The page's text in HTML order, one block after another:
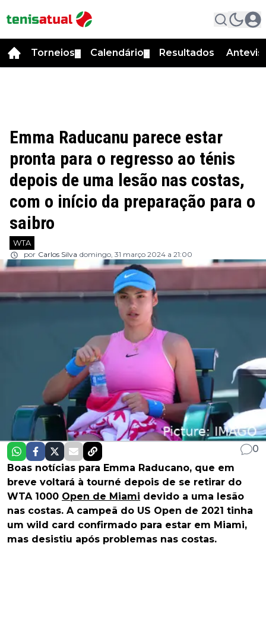
Torneios Calendário Resultados
Emma Raducanu parece estar
pronta para o regresso ao ténis
depois de uma lesão nas costas,
com o início da preparação para o
saibro
WTA
por Carlos Silva domingo, 31 março 2024 a 21:00
0
Boas notícias para Emma Raducano, que em
breve voltará à tourné depois de se retirar do
WTA 1000 Open de Miami devido a uma lesão
nas costas. A campeã do US Open de 2021 tinha
um wild card confirmado para estar em Miami,
mas desistiu após problemas nas costas.